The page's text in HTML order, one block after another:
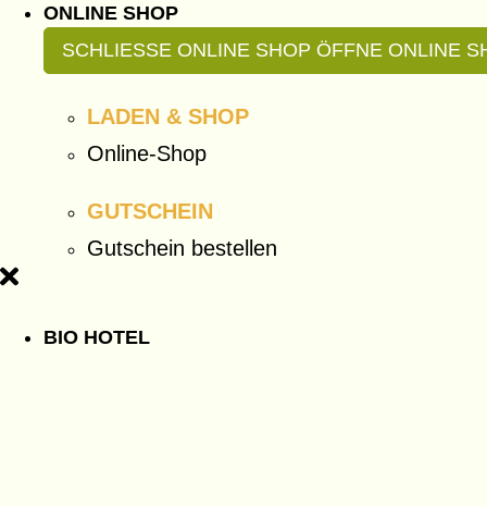
ONLINE SHOP
SCHLIESSE ONLINE SHOP
ÖFFNE ONLINE
LADEN & SHOP
Online-Shop
GUTSCHEIN
Gutschein bestellen
BIO HOTEL